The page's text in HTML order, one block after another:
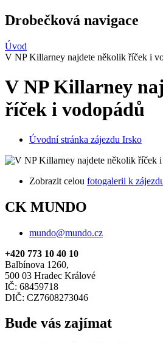
Drobečková navigace
Úvod
V NP Killarney najdete několik říček i
V NP Killarney
říček i vodopádů
Úvodní stránka zájezdu Irsko
Zobrazit celou fotogalerii k
CK MUNDO
mundo@mundo.cz
+420 773 10 40 10
Balbínova 1260,
500 03 Hradec Králové
IČ: 68459718
DIČ: CZ7608273046
Bude vás zajímat